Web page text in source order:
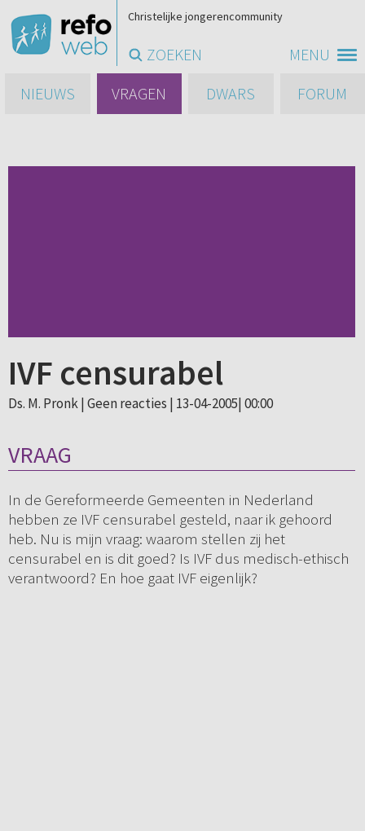
MENU
Christelijke jongerencommunity
ZOEKEN
NIEUWS
VRAGEN DWARS FORUM
IVF censurabel
Ds. M. Pronk | Geen reacties | 13-04-2005| 00:00
VRAAG
In de Gereformeerde Gemeenten in Nederland
hebben ze IVF censurabel gesteld, naar ik gehoord
heb. Nu is mijn vraag: waarom stellen zij het
censurabel en is dit goed? Is IVF dus medisch-ethisch
verantwoord? En hoe gaat IVF eigenlijk?